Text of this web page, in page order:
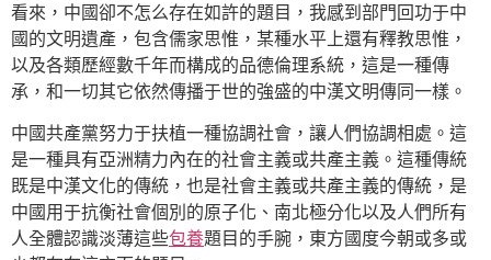
看來，中國卻不怎么存在如許的題目，我感到部門回功于中
國的文明遺產，包含儒家思惟，某種水平上還有釋教思惟，
以及各類歷經數千年而構成的品德倫理系統，這是一種傳
承，和一切其它依然傳播于世的強盛的中漢文明傳同一樣。
中國共產黨努力于扶植一種協調社會，讓人們協調相處。這
是一種具有亞洲精力內在的社會主義或共產主義。這種傳統
既是中漢文化的傳統，也是社會主義或共產主義的傳統，是
中國用于抗衡社會個別的原子化、南北極分化以及人們所有
人全體認識淡薄這些包養題目的手腕，東方國度今朝或多或